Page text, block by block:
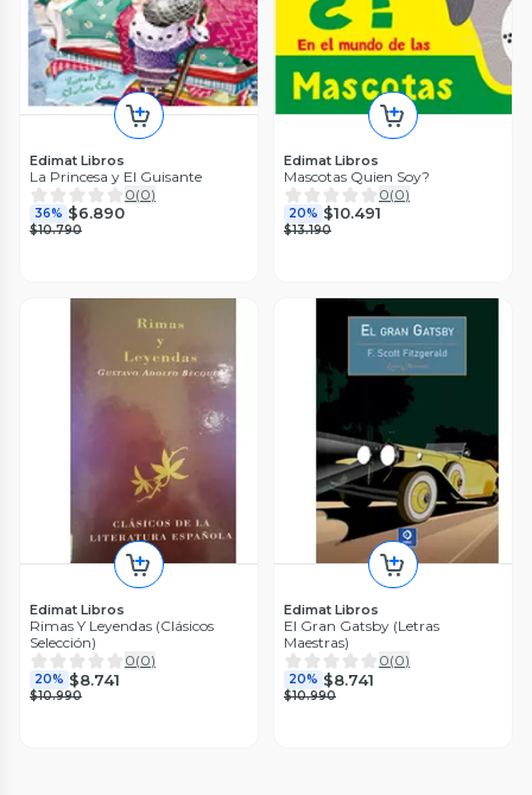
Edimat Libros
La Princesa y El Guisante
0(0)
36% $6.890
$10.790
Edimat Libros
Mascotas Quien Soy?
0(0)
20% $10.491
$13.190
Edimat Libros
Rimas Y Leyendas (Clásicos
Selección)
0(0)
20% $8.741
$10.990
Edimat Libros
El Gran Gatsby (Letras
Maestras)
0(0)
20% $8.741
$10.990